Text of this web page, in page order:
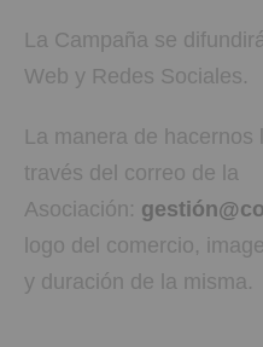
La Campaña se
Web y Redes Sociales.
La manera de
través del correo de la
Asociación:
logo del comercio,
y duración de la misma.